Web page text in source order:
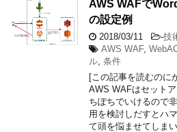
AWS WAFで
の設定例
2018/03/11 -技
AWS WAF,
ル 条件
[この記事を読むのに
AWS WAFはセット
ちぽちでいけるので
用を検討しだすとハ
て頭を悩ませてしま